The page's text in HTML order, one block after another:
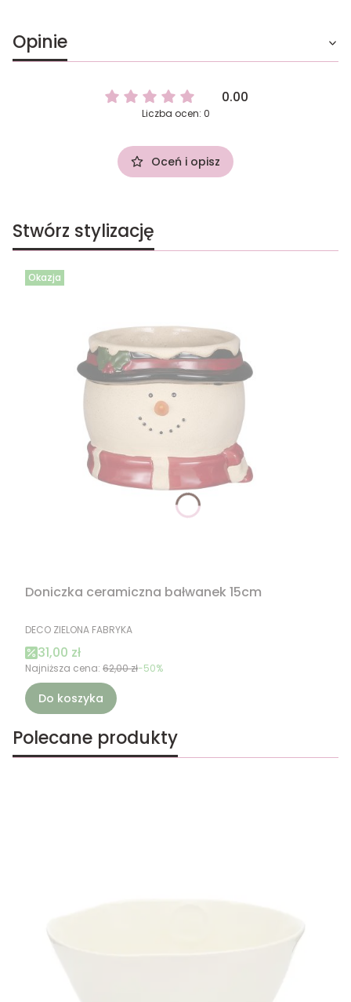
Opinie
0.00
Liczba ocen: 0
Oceń i opisz
Stwórz stylizację
Okazja
Doniczka ceramiczna bałwanek 15cm
PRODUCENT
DECO ZIELONA FABRYKA
Cena promocyjna
31,00 zł
Najniższa cena: 62,00 zł-50%
Do koszyka
Polecane produkty